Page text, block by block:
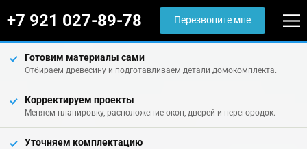
+7 921 027-89-78 Перезвоните мне
Готовим материалы сами
Отбираем древесину и подготавливаем детали домокомплекта.
Корректируем проекты
Меняем планировку, расположение окон, дверей и перегородок.
Уточняем комплектацию